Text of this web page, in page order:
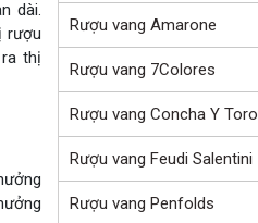
dài.
rượu
thị
Rượu vang Amarone
Rượu vang 7Colores
Rượu vang Concha Y Toro
Rượu vang Feudi Salentini
Rượu vang Penfolds